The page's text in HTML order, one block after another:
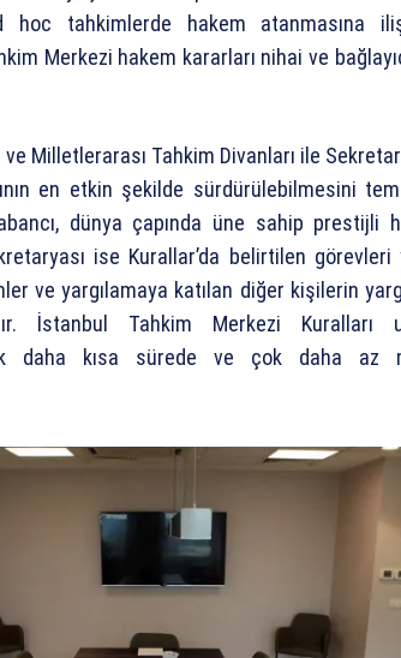
tahkimlerde hakem atanmasına
Merkezi hakem kararları nihai ve
Milletlerarası Tahkim Divanları ile
en etkin şekilde sürdürülebilmesini
dünya çapında üne sahip prestijli
ise Kurallar’da belirtilen görevleri
ve yargılamaya katılan diğer kişilerin
İstanbul Tahkim Merkezi Kuralları
daha kısa sürede ve çok daha az